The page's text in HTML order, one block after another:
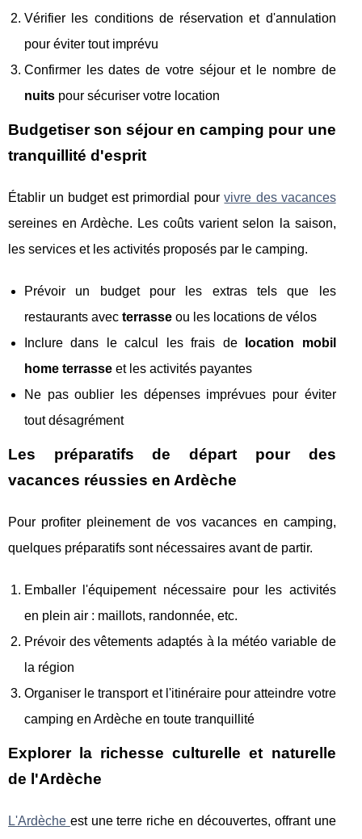
Vérifier les conditions de réservation et d'annulation
pour éviter tout imprévu
Confirmer les dates de votre séjour et le nombre de
nuits pour sécuriser votre location
Budgetiser son séjour en camping pour une
tranquillité d'esprit
Établir un budget est primordial pourvivre des vacances
sereines en Ardèche. Les coûts varient selon la saison,
les services et les activités proposés par le camping.
Prévoir un budget pour les extras tels que les
restaurants avec terrasse ou les locations de vélos
Inclure dans le calcul les frais de
location mobil
home terrasse et les activités payantes
Ne pas oublier les dépenses imprévues pour éviter
tout désagrément
Les préparatifs de départ pour des
vacances réussies en Ardèche
Pour profiter pleinement de vos vacances en camping,
quelques préparatifs sont nécessaires avant de partir.
Emballer l'équipement nécessaire pour les activités
en plein air : maillots, randonnée, etc.
Prévoir des vêtements adaptés à la météo variable de
la région
Organiser le transport et l'itinéraire pour atteindre votre
camping en Ardèche en toute tranquillité
Explorer la richesse culturelle et naturelle
de l'Ardèche
L'Ardèche est une terre riche en découvertes, offrant une